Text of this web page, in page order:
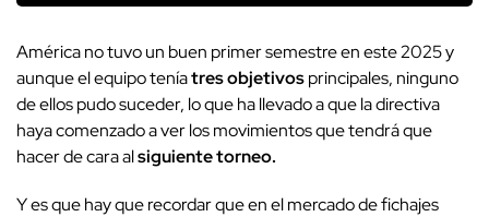
América no tuvo un buen primer semestre en este 2025 y
aunque el equipo teníatresobjetivosprincipales, ninguno
de ellos pudo suceder, lo que ha llevado a que la directiva
haya comenzado a ver los movimientos que tendrá que
hacer de cara alsiguientetorneo.
Y es que hay que recordar que en el mercado de fichajes